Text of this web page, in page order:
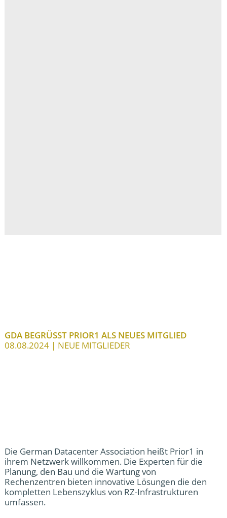
GDA BEGRÜSST PRIOR1 ALS NEUES MITGLIED
08.08.2024 | NEUE MITGLIEDER
Die German Datacenter Association heißt Prior1 in
ihrem Netzwerk willkommen. Die Experten für die
Planung, den Bau und die Wartung von
Rechenzentren bieten innovative Lösungen die den
kompletten Lebenszyklus von RZ-Infrastrukturen
umfassen.